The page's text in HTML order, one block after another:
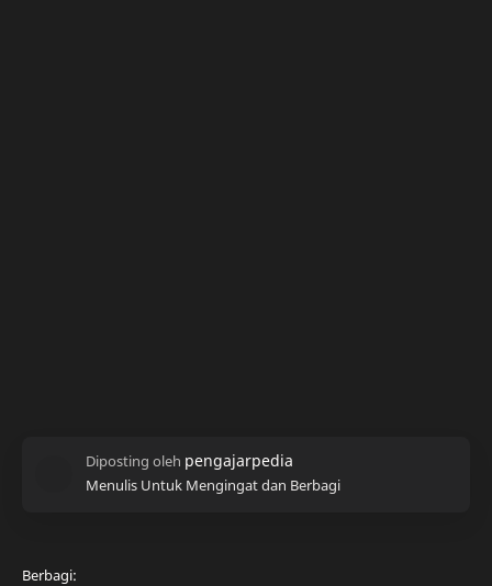
Menulis Untuk Mengingat dan Berbagi